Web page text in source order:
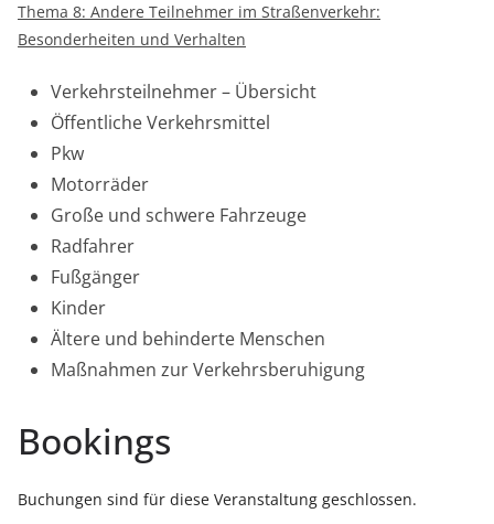
Thema 8: Andere Teilnehmer im Straßenverkehr:
Besonderheiten und Verhalten
Verkehrsteilnehmer – Übersicht
Öffentliche Verkehrsmittel
Pkw
Motorräder
Große und schwere Fahrzeuge
Radfahrer
Fußgänger
Kinder
Ältere und behinderte Menschen
Maßnahmen zur Verkehrsberuhigung
Bookings
Buchungen sind für diese Veranstaltung geschlossen.